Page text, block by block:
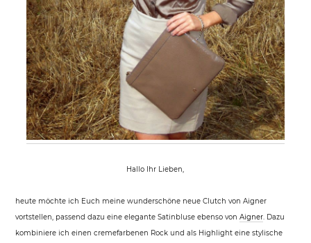
Hallo Ihr Lieben,
heute möchte ich Euch meine wunderschöne neue Clutch von Aigner
vortstellen, passend dazu eine elegante Satinbluse ebenso vonAigner. Dazu
kombiniere ich einen cremefarbenen Rock und als Highlight eine stylische